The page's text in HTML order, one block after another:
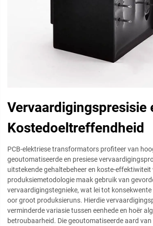
Vervaardigingspresisie
Kostedoeltreffendheid
PCB-elektriese transformators profiteer van
geoutomatiseerde en presiese
uitstekende gehaltebeheer en koste-effektiwiteit
produksiemetodologie maak gebruik van
vervaardigingstegnieke, wat lei tot
oor groot produksieruns. Hierdie
verminderde variasie tussen eenhede en hoër
betroubaarheid. Die geoutomatiseerde aard van